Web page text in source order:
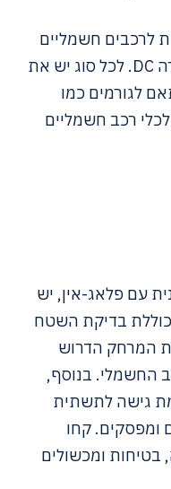
לרכבים חשמליים
משתנות מרמה 1 לטעינה מהירה DC. לכל סוג יש את
לגורמים כמו
רכב חשמליים
עם פלאג-אין, יש
בדיקת השטח
המרחק הדרוש
החשמלי. בנוסף,
גישה לתשתית
ומפסקים. קחו
בטיחות ומכשולים